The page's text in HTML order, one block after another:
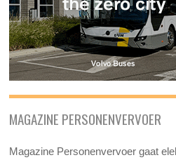
MAGAZINE PERSONENVERVOER
Magazine Personenvervoer gaat